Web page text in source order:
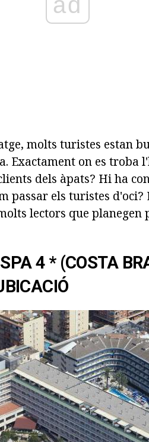
molts turistes estan
Exactament on es troba
dels àpats? Hi ha
passar els turistes d'oci?
lectors que planegen
4 * (COSTA